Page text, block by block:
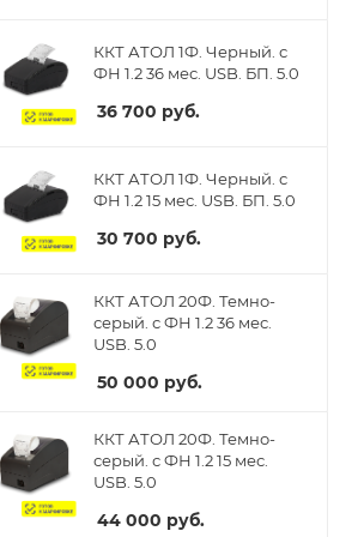
ККТ АТОЛ 1Ф. Черный. с
ФН 1.2 36 мес. USB. БП. 5.0
36 700 руб.
ККТ АТОЛ 1Ф. Черный. с
ФН 1.2 15 мес. USB. БП. 5.0
30 700 руб.
ККТ АТОЛ 20Ф. Темно-
серый. с ФН 1.2 36 мес.
USB. 5.0
50 000 руб.
ККТ АТОЛ 20Ф. Темно-
серый. с ФН 1.2 15 мес.
USB. 5.0
44 000 руб.